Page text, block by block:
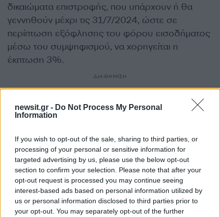
newsit.gr - Do Not Process My Personal
Information
If you wish to opt-out of the sale, sharing to third parties, or
processing of your personal or sensitive information for
targeted advertising by us, please use the below opt-out
section to confirm your selection. Please note that after your
opt-out request is processed you may continue seeing
interest-based ads based on personal information utilized by
us or personal information disclosed to third parties prior to
your opt-out. You may separately opt-out of the further
δικαιώματα επιστροφής, που υπάρχουν ή θα
γεννηθούν μέχρι τις 31/7/2024, ώστε σε
περίπτωση εξόφλησης του φόρου εισοδήματος
μέσω του συμψηφισμού, να χορηγείται η
έκπτωση 3%.
ΔΙΑΦΗΜΙΣΗ